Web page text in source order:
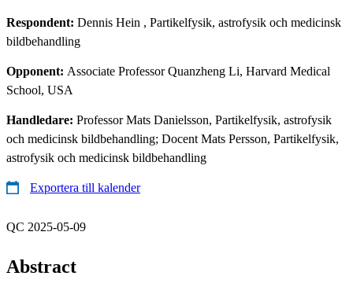
Respondent: Dennis Hein , Partikelfysik, astrofysik och medicinsk
bildbehandling
Opponent: Associate Professor Quanzheng Li, Harvard Medical
School, USA
Handledare: Professor Mats Danielsson, Partikelfysik, astrofysik
och medicinsk bildbehandling; Docent Mats Persson, Partikelfysik,
astrofysik och medicinsk bildbehandling
Exportera till kalender
QC 2025-05-09
Abstract